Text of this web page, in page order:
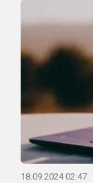
18.09.2024 02:47